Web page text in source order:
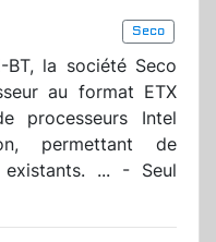
Seco
BT, la société Seco
au format ETX
processeurs Intel
permettant de
existants. ... - Seul